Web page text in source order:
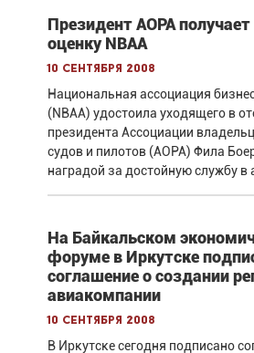
Президент АОРА
оценку NBAA
10 сентября 2008
Национальная ассоциация
(NBAA) удостоила уходящего в
президента Ассоциации
судов и пилотов (АОРА) Фила
наградой за достойную службу в
На Байкальском
форуме в Иркутске
соглашение о создании
авиакомпании
10 сентября 2008
В Иркутске сегодня подписано